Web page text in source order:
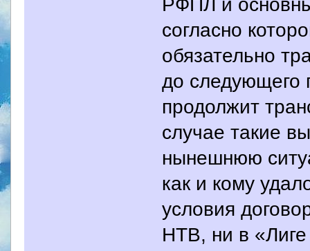
согласно
обязательно
до следующего
продолжит
случае такие
нынешнюю
как и кому
условия
НТВ, ни в